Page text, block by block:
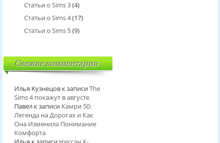
Статьи о Sims 3(4)
Статьи о Sims 4(17)
Статьи о Sims 5(9)
Свежие комментарии
Илья Кузнецовк записиThe
Sims 4 покажут в августе
Павелк записи Камри 50:
Легенда на Дорогах и Как
Она Изменила Понимание
Комфорта